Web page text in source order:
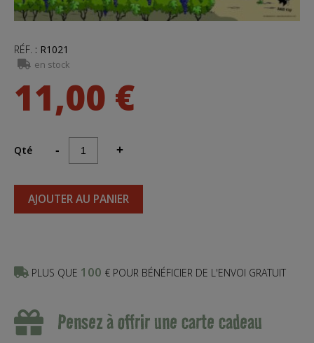
RÉF. : R1021
en stock
11,00 €
Qté - +
AJOUTER AU PANIER
PLUS QUE 100 € POUR BÉNÉFICIER DE L'ENVOI GRATUIT
Pensez à offrir une carte cadeau